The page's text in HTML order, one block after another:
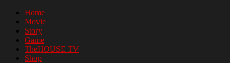
Home
Movie
Story
Game
TheHOUSE TV
Shop